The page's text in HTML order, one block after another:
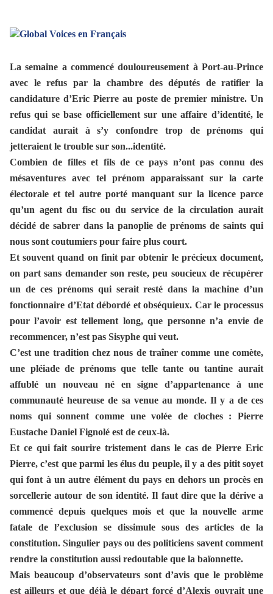
La semaine a commencé douloureusement à Port-au-Prince
avec le refus par la chambre des députés de ratifier la
candidature d’Eric Pierre au poste de premier ministre. Un
refus qui se base officiellement sur une affaire d’identité, le
candidat aurait à s’y confondre trop de prénoms qui
jetteraient le trouble sur son...identité.
Combien de filles et fils de ce pays n’ont pas connu des
mésaventures avec tel prénom apparaissant sur la carte
électorale et tel autre porté manquant sur la licence parce
qu’un agent du fisc ou du service de la circulation aurait
décidé de sabrer dans la panoplie de prénoms de saints qui
nous sont coutumiers pour faire plus court.
Et souvent quand on finit par obtenir le précieux document,
on part sans demander son reste, peu soucieux de récupérer
un de ces prénoms qui serait resté dans la machine d’un
fonctionnaire d’Etat débordé et obséquieux. Car le processus
pour l’avoir est tellement long, que personne n’a envie de
recommencer, n’est pas Sisyphe qui veut.
C’est une tradition chez nous de traîner comme une comète,
une pléiade de prénoms que telle tante ou tantine aurait
affublé un nouveau né en signe d’appartenance à une
communauté heureuse de sa venue au monde. Il y a de ces
noms qui sonnent comme une volée de cloches : Pierre
Eustache Daniel Fignolé est de ceux-là.
Et ce qui fait sourire tristement dans le cas de Pierre Eric
Pierre, c’est que parmi les élus du peuple, il y a des pitit soyet
qui font à un autre élément du pays en dehors un procès en
sorcellerie autour de son identité. Il faut dire que la dérive a
commencé depuis quelques mois et que la nouvelle arme
fatale de l’exclusion se dissimule sous des articles de la
constitution. Singulier pays ou des politiciens savent comment
rendre la constitution aussi redoutable que la baïonnette.
Mais beaucoup d’observateurs sont d’avis que le problème
est ailleurs et que déjà le départ forcé d’Alexis ouvrait une